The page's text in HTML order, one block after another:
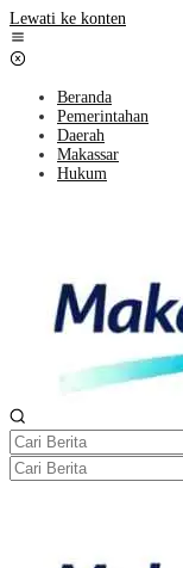
Lewati ke konten
Beranda
Pemerintahan
Daerah
Makassar
Hukum